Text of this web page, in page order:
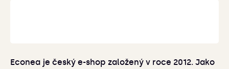
Econea je český e-shop založený v roce 2012. Jako